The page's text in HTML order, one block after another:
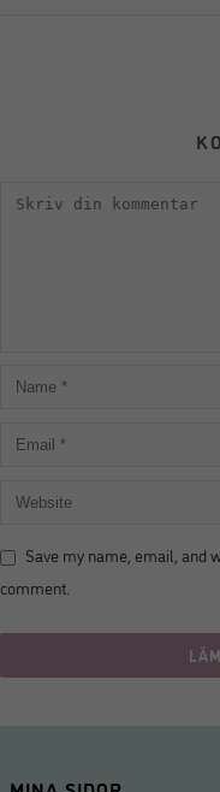
Save my name, email, and
comment.